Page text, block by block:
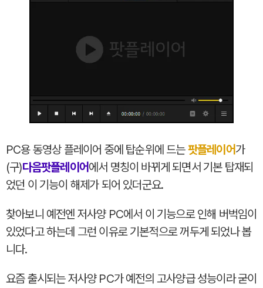
PC용 동영상 플레이어 중에 탑순위에 드는팟플레이어가
(구)다음팟플레이어에서 명칭이 바뀌게 되면서 기본 탑재되
었던 이 기능이 해제가 되어 있더군요.
찾아보니 예전엔 저사양 PC에서 이 기능으로 인해 버벅임이
있었다고 하는데 그런 이유로 기본적으로 꺼두게 되었나 봅
니다.
요즘 출시되는 저사양 PC가 예전의 고사양급 성능이라 굳이